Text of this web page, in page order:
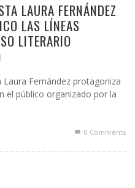
LAURA FERNÁNDEZ
LAS LÍNEAS
LITERARIO
Fernández protagoniza
el público organizado por la
0 Comments